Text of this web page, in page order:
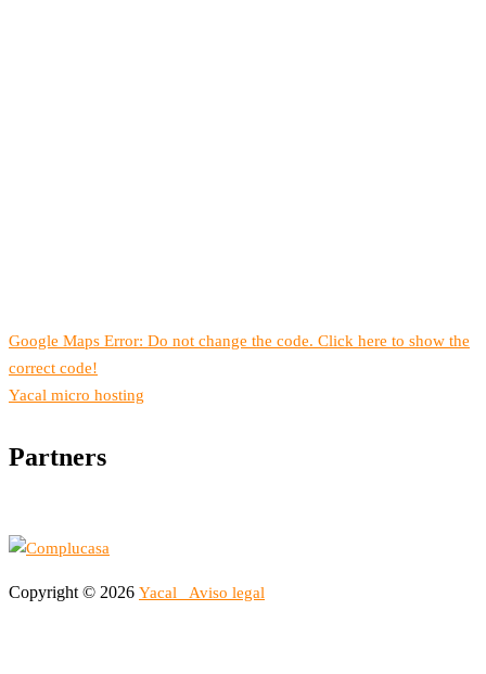
Google Maps Error: Do not change the code. Click here to show the
correct code!
Yacal micro hosting
Partners
Copyright © 2026 Yacal Aviso legal